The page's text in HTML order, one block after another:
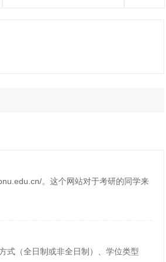
。这个网站对于考研的同学来
式（全日制或非全日制）、学位类型